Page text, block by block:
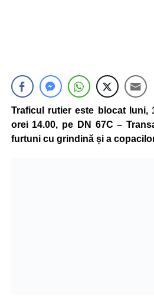
Traficul rutier este blocat luni,
orei 14.00, pe DN 67C –
furtuni cu grindină și a